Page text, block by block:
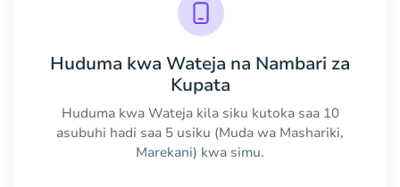
Huduma kwa Wateja na Nambari za
Kupata
Huduma kwa Wateja kila siku kutoka saa 10
asubuhi hadi saa 5 usiku (Muda wa Mashariki,
Marekani) kwa simu.